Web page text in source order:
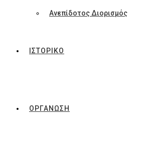
Ανεπίδοτος Διορισμός
ΙΣΤΟΡΙΚΟ
ΟΡΓΑΝΩΣΗ